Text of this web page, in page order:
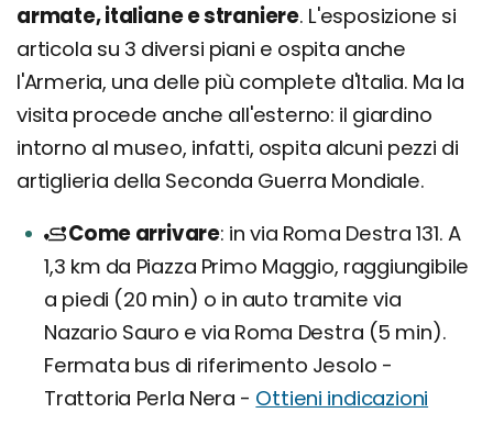
armate, italiane e straniere. L'esposizione si
articola su 3 diversi piani e ospita anche
l'Armeria, una delle più complete d'Italia. Ma la
visita procede anche all'esterno: il giardino
intorno al museo, infatti, ospita alcuni pezzi di
artiglieria della Seconda Guerra Mondiale.
Come arrivare in via Roma Destra 131. A
1,3 km da Piazza Primo Maggio, raggiungibile
a piedi (20 min) o in auto tramite via
Nazario Sauro e via Roma Destra (5 min).
Fermata bus di riferimento Jesolo -
Trattoria Perla Nera - Ottieni indicazioni